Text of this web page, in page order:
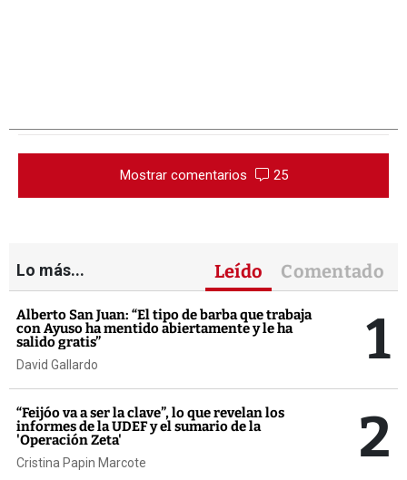
Mostrar comentarios 25
Lo más... Leído Comentado
Alberto San Juan: “El tipo de barba que trabaja
con Ayuso ha mentido abiertamente y le ha
salido gratis”
David Gallardo 1
“Feijóo va a ser la clave”, lo que revelan los
informes de la UDEF y el sumario de la
'Operación Zeta'
Cristina Papin Marcote 2